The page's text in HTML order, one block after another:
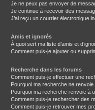
Je ne peux pas envoyer de
Je continue à recevoir des
J’ai reçu un courrier électronique
Amis et ignorés
À quoi sert ma liste d’amis et
Comment puis-je ajouter ou
Recherche dans les forums
Comment puis-je effectuer une
Pourquoi ma recherche ne
Pourquoi ma recherche renvoie à
Comment puis-je rechercher des
Comment puis-je retrouver mes